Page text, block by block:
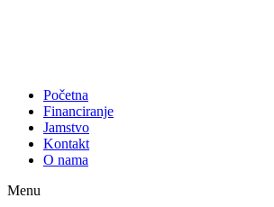
Početna
Financiranje
Jamstvo
Kontakt
O nama
Menu